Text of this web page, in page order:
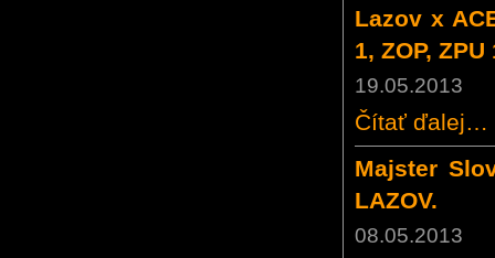
Lazov x
1, ZOP,
19.05.2013
Čítať ďalej…
Majster
LAZOV.
08.05.2013